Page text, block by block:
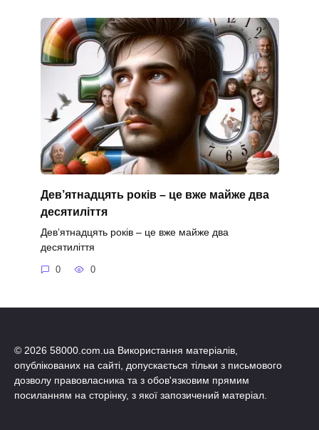
Дев’ятнадцять років – це вже майже два
десятиліття
Дев’ятнадцять років – це вже майже два
десятиліття
0 0
© 2026 58000.com.ua Використання матеріалів,
опублікованих на сайті, допускається тільки з письмового
дозволу правовласника та з обов'язковим прямим
посиланням на сторінку, з якої запозичений матеріал.